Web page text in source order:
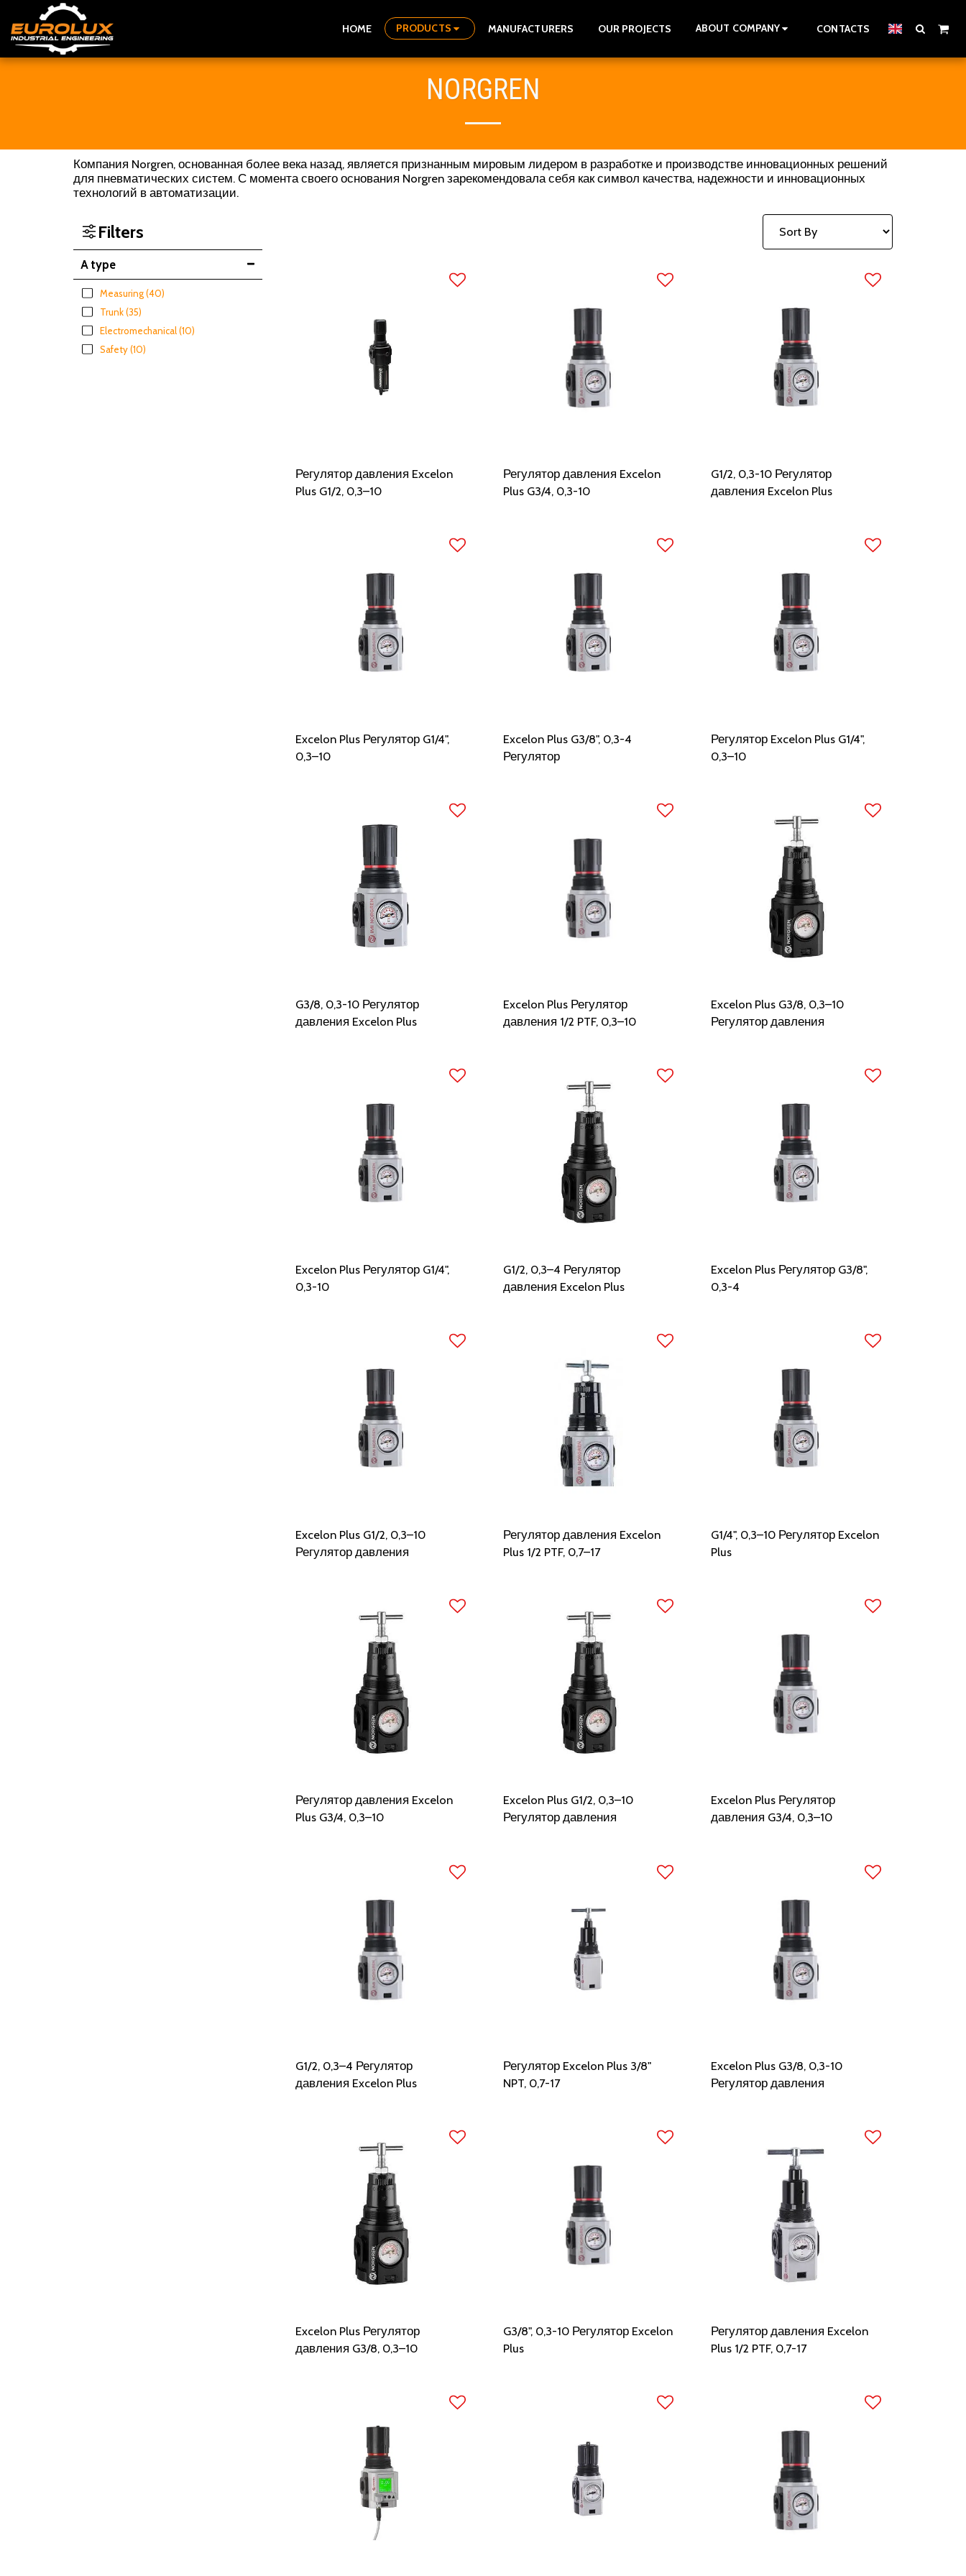
HOME PRODUCTS MANUFACTURERS OUR PROJECTS ABOUT COMPANY CONTACTS
NORGREN
Компания Norgren, основанная более века назад, является признанным мировым лидером в разработке и производстве инновационных решений
для пневматических систем. С момента своего основания Norgren зарекомендовала себя как символ качества, надежности и инновационных
технологий в автоматизации.
Filters
A type
Measuring(40)
Trunk(35)
Electromechanical(10)
Safety(10)
Регулятор давления Excelon
Plus G1/2, 0,3–10
Регулятор давления Excelon
Plus G3/4, 0,3-10
G1/2, 0,3-10 Регулятор
давления Excelon Plus
Excelon Plus Регулятор G1/4",
0,3–10
Excelon Plus G3/8", 0,3-4
Регулятор
Регулятор Excelon Plus G1/4",
0,3–10
G3/8, 0,3-10 Регулятор
давления Excelon Plus
Excelon Plus Регулятор
давления 1/2 PTF, 0,3–10
Excelon Plus G3/8, 0,3–10
Регулятор давления
Excelon Plus Регулятор G1/4",
0,3-10
G1/2, 0,3–4 Регулятор
давления Excelon Plus
Excelon Plus Регулятор G3/8",
0,3-4
Excelon Plus G1/2, 0,3–10
Регулятор давления
Регулятор давления Excelon
Plus 1/2 PTF, 0,7–17
G1/4", 0,3–10 Регулятор Excelon
Plus
Регулятор давления Excelon
Plus G3/4, 0,3–10
Excelon Plus G1/2, 0,3–10
Регулятор давления
Excelon Plus Регулятор
давления G3/4, 0,3–10
G1/2, 0,3–4 Регулятор
давления Excelon Plus
Регулятор Excelon Plus 3/8"
NPT, 0,7-17
Excelon Plus G3/8, 0,3-10
Регулятор давления
Excelon Plus Регулятор
давления G3/8, 0,3–10
G3/8", 0,3-10 Регулятор Excelon
Plus
Регулятор давления Excelon
Plus 1/2 PTF, 0,7-17